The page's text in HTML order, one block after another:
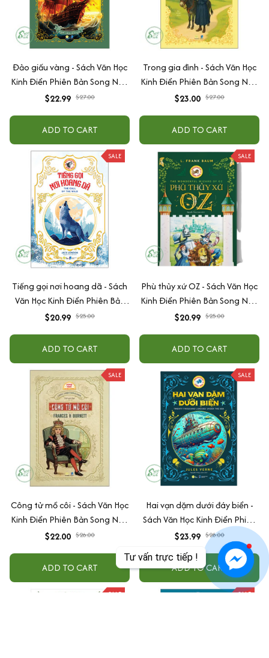
Tư vấn trực tiếp !
Đảo giấu vàng - Sách Văn Học
Kinh Điển Phiên Bản Song Ngữ
Việt-Anh (Tặng File Nghe
$22.99 $27.00
ADD TO CART
Trong gia đình - Sách Văn Học
Kinh Điển Phiên Bản Song Ngữ
Việt-Anh (Tặng File Nghe
$23.00 $27.00
ADD TO CART
SALE
Tiếng gọi nơi hoang dã - Sách
Văn Học Kinh Điển Phiên Bản
Song Ngữ Việt-Anh (Tặng File
$20.99 $25.00
ADD TO CART
SALE
Phù thủy xứ OZ - Sách Văn Học
Kinh Điển Phiên Bản Song Ngữ
Việt-Anh (Tặng File Nghe
$20.99 $25.00
ADD TO CART
SALE
Công tử mồ côi - Sách Văn Học
Kinh Điển Phiên Bản Song Ngữ
Việt-Anh (Tặng File Nghe
$22.00 $26.00
ADD TO CART
SALE
Hai vạn dặm dưới đáy biển -
Sách Văn Học Kinh Điển Phiên
Bản Song Ngữ Việt-Anh (Tặng
File Nghe Audio)
$23.99 $28.00
ADD TO CART
SALE SALE